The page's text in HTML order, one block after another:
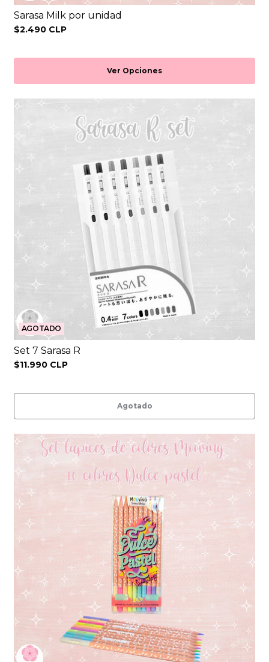
Sarasa Milk por unidad
$2.490 CLP
Ver Opciones
AGOTADO
Set 7 Sarasa R
$11.990 CLP
Agotado